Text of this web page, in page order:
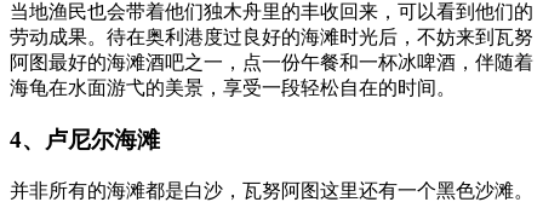
当地渔民也会带着他们独木舟里的丰收回来，可以看到他们的
劳动成果。待在奥利港度过良好的海滩时光后，不妨来到瓦努
阿图最好的海滩酒吧之一，点一份午餐和一杯冰啤酒，伴随着
海龟在水面游弋的美景，享受一段轻松自在的时间。
4、卢尼尔海滩
并非所有的海滩都是白沙，瓦努阿图这里还有一个黑色沙滩。